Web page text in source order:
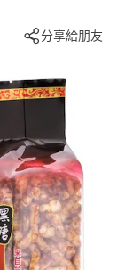
分享給朋友